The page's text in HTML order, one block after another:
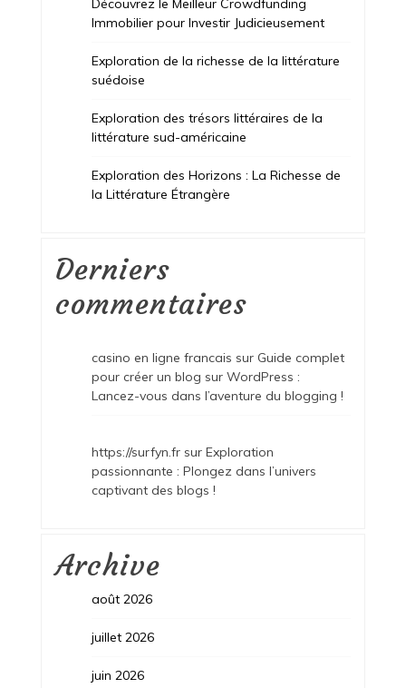
Découvrez le Meilleur Crowdfunding
Immobilier pour Investir Judicieusement
Exploration de la richesse de la littérature
suédoise
Exploration des trésors littéraires de la
littérature sud-américaine
Exploration des Horizons : La Richesse de
la Littérature Étrangère
Derniers
commentaires
casino en ligne francais sur Guide complet
pour créer un blog sur WordPress :
Lancez-vous dans l’aventure du blogging !
https://surfyn.frsur Exploration
passionnante : Plongez dans l’univers
captivant des blogs !
Archive
août 2026
juillet 2026
juin 2026